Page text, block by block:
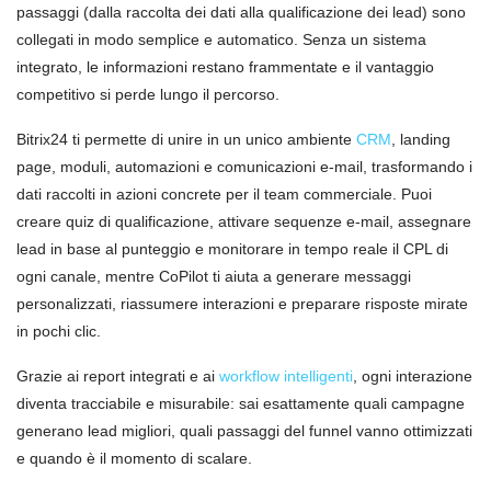
passaggi (dalla raccolta dei dati alla qualificazione dei lead) sono
collegati in modo semplice e automatico. Senza un sistema
integrato, le informazioni restano frammentate e il vantaggio
competitivo si perde lungo il percorso.
Bitrix24 ti permette di unire in un unico ambiente CRM , landing
page, moduli, automazioni e comunicazioni e-mail, trasformando i
dati raccolti in azioni concrete per il team commerciale. Puoi
creare quiz di qualificazione, attivare sequenze e-mail, assegnare
lead in base al punteggio e monitorare in tempo reale il CPL di
ogni canale, mentre CoPilot ti aiuta a generare messaggi
personalizzati, riassumere interazioni e preparare risposte mirate
in pochi clic.
Grazie ai report integrati e ai workflow intelligenti , ogni interazione
diventa tracciabile e misurabile: sai esattamente quali campagne
generano lead migliori, quali passaggi del funnel vanno ottimizzati
e quando è il momento di scalare.